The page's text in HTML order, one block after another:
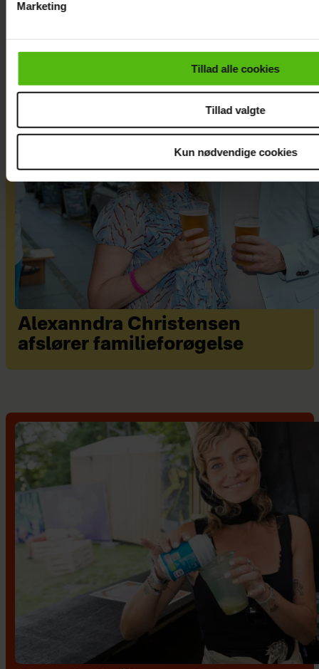
cookiepolitik.
Marketing
Tillad alle cookies
Tillad valgte
Kun nødvendige cookies
Alexanndra Christensen
afslører familieforøgelse